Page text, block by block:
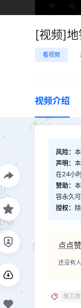
[视频]地
看视频
视频介绍
风险：
声明：
在24小
赞助：
容永久
授权：
点点
还没有
施工